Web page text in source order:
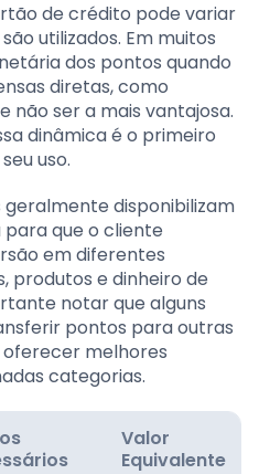
de crédito pode variar
utilizados. Em muitos
dos pontos quando
diretas, como
não ser a mais vantajosa.
dinâmica é o primeiro
uso.
disponibilizam
que o cliente
em diferentes
produtos e dinheiro de
notar que alguns
pontos para outras
melhores
categorias.
Valor
Equivalente